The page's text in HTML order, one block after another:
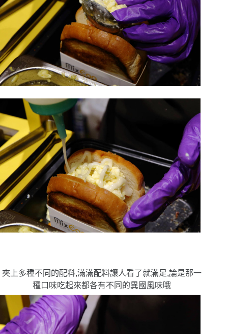
夾上多種不同的配料,滿滿配料讓人看了就滿足,論是那一
種口味吃起來都各有不同的異國風味哦